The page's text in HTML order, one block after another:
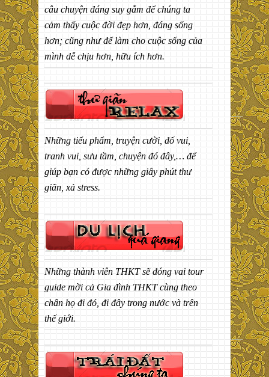
câu chuyện đáng suy gẫm để chúng ta
cảm thấy cuộc đời đẹp hơn, đáng sống
hơn; cũng như để làm cho cuộc sống của
mình dễ chịu hơn, hữu ích hơn.
Những tiểu phẩm, truyện cười, đố vui,
tranh vui, sưu tầm, chuyện đó đây,… để
giúp bạn có được những giây phút thư
giãn, xả stress.
Những thành viên THKT sẽ đóng vai tour
guide mời cả Gia đình THKT cùng theo
chân họ đi đó, đi đây trong nước và trên
thế giới.